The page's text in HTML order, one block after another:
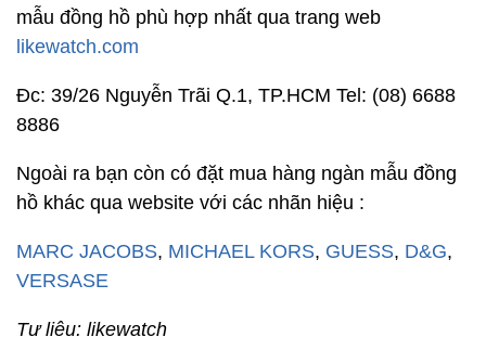
mẫu đồng hồ phù hợp nhất qua trang web
likewatch.com
Đc: 39/26 Nguyễn Trãi Q.1, TP.HCM Tel: (08) 6688
8886
Ngoài ra bạn còn có đặt mua hàng ngàn mẫu đồng
hồ khác qua website với các nhãn hiệu :
MARC JACOBS, MICHAEL KORS, GUESS, D&G,
VERSASE
Tư liệu: likewatch